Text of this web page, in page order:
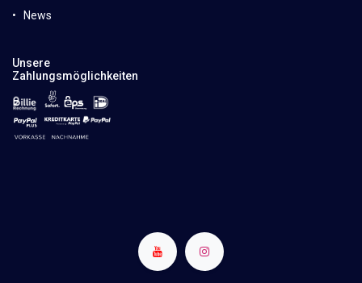
News
Unsere
Zahlungsmöglichkeiten